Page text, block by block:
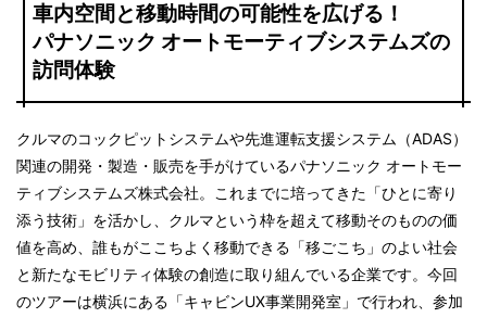
車内空間と移動時間の可能性を広げる！
パナソニック オートモーティブシステムズの
訪問体験
クルマのコックピットシステムや先進運転支援システム（ADAS）
関連の開発・製造・販売を手がけているパナソニック オートモー
ティブシステムズ株式会社。これまでに培ってきた「ひとに寄り
添う技術」を活かし、クルマという枠を超えて移動そのものの価
値を高め、誰もがここちよく移動できる「移ごこち」のよい社会
と新たなモビリティ体験の創造に取り組んでいる企業です。今回
のツアーは横浜にある「キャビンUX事業開発室」で行われ、参加